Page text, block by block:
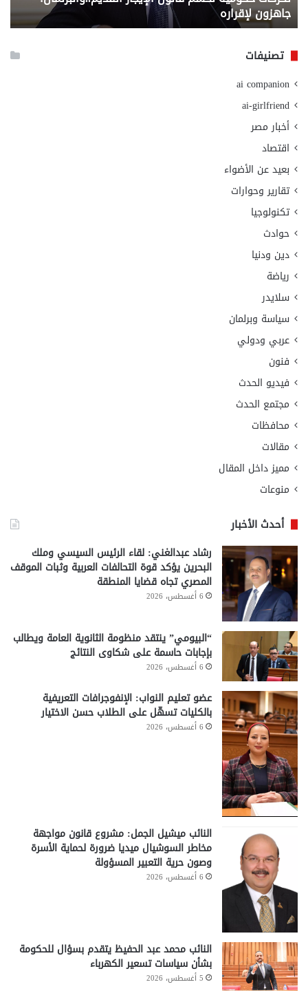
جاهزون لإقراره
تصنيفات
ai companion
ai-girlfriend
أخبار مصر
اقتصاد
بعيد عن الأضواء
تقارير وحوارات
تكنولوجيا
حوادث
دين ودنيا
رياضة
سلايدر
سياسة وبرلمان
عربي ودولي
فنون
فيديو الحدث
مجتمع الحدث
محافظات
مقالات
مميز داخل المقال
منوعات
أحدث الأخبار
رشاد عبدالغني: لقاء الرئيس السيسي وملك
البحرين يؤكد قوة التحالفات العربية وثبات الموقف
المصري تجاه قضايا المنطقة
6 أغسطس، 2026
“البيومي” ينتقد منظومة الثانوية العامة ويطالب
بإجابات حاسمة على شكاوى النتائج
6 أغسطس، 2026
عضو تعليم النواب: الإنفوجرافات التعريفية
بالكليات تسهّل على الطلاب حسن الاختيار
6 أغسطس، 2026
النائب ميشيل الجمل: مشروع قانون مواجهة
مخاطر السوشيال ميديا ضرورة لحماية الأسرة
وصون حرية التعبير المسؤولة
6 أغسطس، 2026
النائب محمد عبد الحفيظ يتقدم بسؤال للحكومة
بشأن سياسات تسعير الكهرباء
5 أغسطس، 2026